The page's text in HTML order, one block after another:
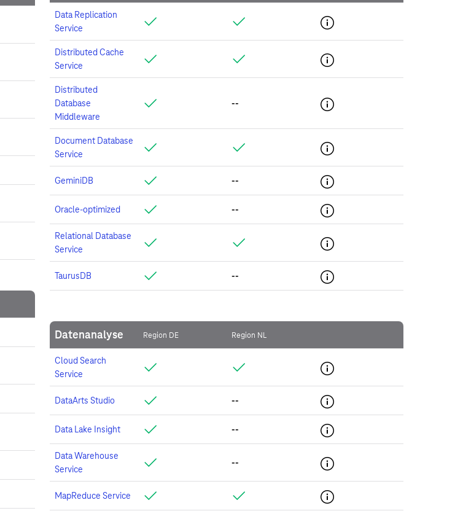
Data Replication
Service
Distributed Cache
Service
Distributed
Database
Middleware
--
Document Database
Service
GeminiDB --
Oracle-optimized --
Relational Database
Service
TaurusDB --
Datenanalyse Region DE Region NL
Cloud Search
Service
DataArts Studio --
Data Lake Insight --
Data Warehouse
Service
--
MapReduce Service